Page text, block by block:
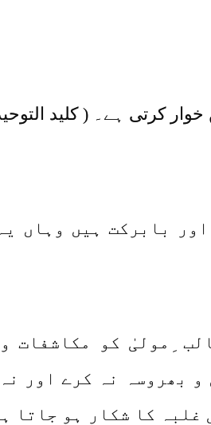
کرتی ہے۔ ( کلید
بابرکت ہیں وہاں
ِمولیٰ کو مکاشفات
بھروسہ نہ کرے اور
کا شکار ہو جاتا